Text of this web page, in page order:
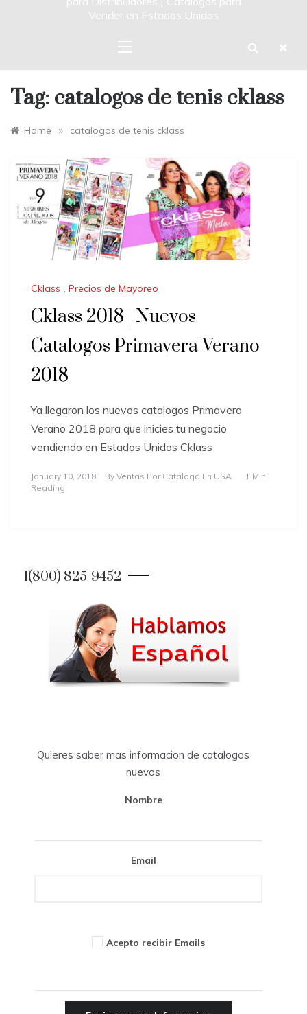
Vender en Estados Unidos
Tag: catalogos de tenis cklass
Home » catalogos de tenis cklass
Cklass , Precios de Mayoreo
Cklass 2018 | Nuevos
Catalogos Primavera Verano
2018
Ya llegaron los nuevos catalogos Primavera
Verano 2018 para que inicies tu negocio
vendiendo en Estados Unidos Cklass
January 10, 2018 By Ventas Por Catalogo En USA
1 Min
Reading
1(800) 825-9452
Quieres saber mas informacion de catalogos
nuevos
Nombre
Email
Acepto recibir Emails